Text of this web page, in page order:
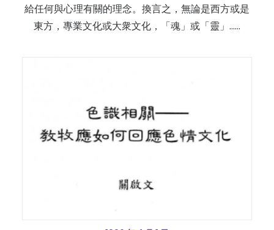
給任何與心理有關的理念。換言之，無論是西方或是
東方，專業文化或大衆文化，「魂」或「靈」……